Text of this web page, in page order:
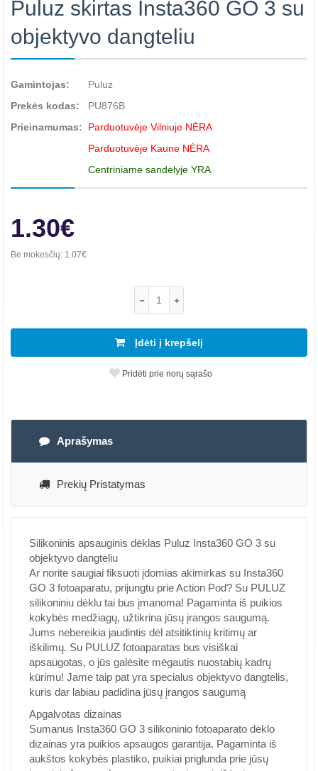
Puluz skirtas Insta360 GO 3 su
objektyvo dangteliu
Gamintojas:
Puluz
Prekės kodas:
PU876B
Prieinamumas:
Parduotuvėje Vilniuje NĖRA
Parduotuvėje Kaune NĖRA
Centriniame sandėlyje YRA
1.30€
Be mokesčių: 1.07€
Įdėti į krepšelį
Pridėti prie norų sąrašo
Aprašymas
Prekių Pristatymas
Silikoninis apsauginis dėklas Puluz Insta360 GO 3 su
objektyvo dangteliu
Ar norite saugiai fiksuoti įdomias akimirkas su Insta360
GO 3 fotoaparatu, prijungtu prie Action Pod? Su PULUZ
silikoniniu dėklu tai bus įmanoma! Pagaminta iš puikios
kokybės medžiagų, užtikrina jūsų įrangos saugumą.
Jums nebereikia jaudintis dėl atsitiktinių kritimų ar
iškilimų. Su PULUZ fotoaparatas bus visiškai
apsaugotas, o jūs galėsite mėgautis nuostabių kadrų
kūrimu! Jame taip pat yra specialus objektyvo dangtelis,
kuris dar labiau padidina jūsų įrangos saugumą
Apgalvotas dizainas
Sumanus Insta360 GO 3 silikoninio fotoaparato dėklo
dizainas yra puikios apsaugos garantija. Pagaminta iš
aukštos kokybės plastiko, puikiai priglunda prie jūsų